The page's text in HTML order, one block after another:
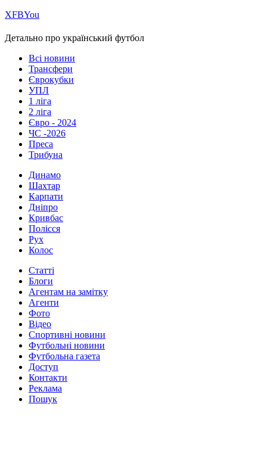
ХFBYou
Детально про український футбол
Всі новини
Трансфери
Єврокубки
УПЛ
1 ліга
2 ліга
Євро - 2024
ЧС -2026
Преса
Трибуна
Динамо
Шахтар
Карпати
Дніпро
Кривбас
Полісся
Рух
Колос
Статті
Блоги
Агентам на замітку
Агенти
Фото
Відео
Спортивні новини
Футбольні новини
Футбольна газета
Доступ
Контакти
Реклама
Пошук